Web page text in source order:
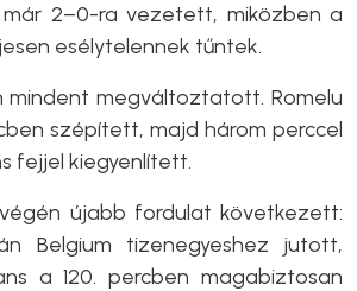
2–0-ra vezetett, miközben a
esélytelennek tűntek.
mindent megváltoztatott. Romelu
szépített, majd három perccel
fejjel kiegyenlített.
újabb fordulat következett:
Belgium tizenegyeshez jutott,
a 120. percben magabiztosan